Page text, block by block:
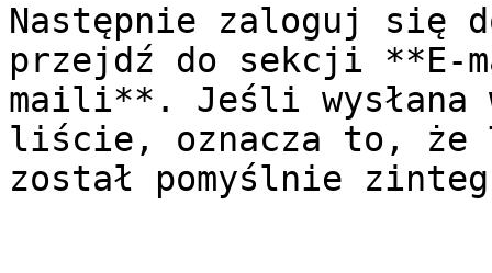
Następnie zaloguj się
przejdź do sekcji **E-
maili**. Jeśli wysłana
liście, oznacza to, że